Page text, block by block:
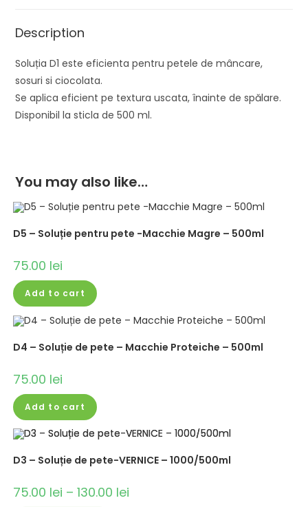
Description
Soluția D1 este eficienta pentru petele de mâncare,
sosuri si ciocolata.
Se aplica eficient pe textura uscata, înainte de spălare.
Disponibil la sticla de 500 ml.
You may also like…
D5 – Soluție pentru pete -Macchie Magre – 500ml
75.00 lei
Add to cart
D4 – Soluție de pete – Macchie Proteiche – 500ml
75.00 lei
Add to cart
D3 – Soluție de pete-VERNICE – 1000/500ml
75.00 lei – 130.00 lei